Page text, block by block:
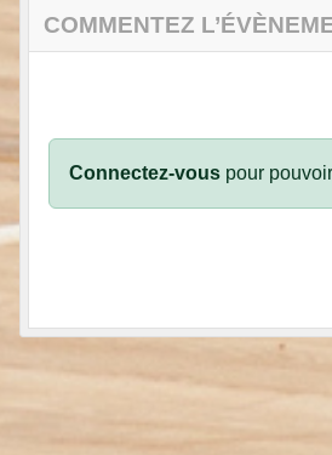
COMMENTEZ
Connectez-vous pour